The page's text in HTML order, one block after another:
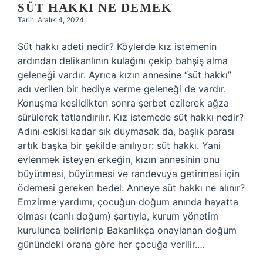
SÜT HAKKI NE DEMEK
Tarih: Aralık 4, 2024
Süt hakkı adeti nedir? Köylerde kız istemenin
ardından delikanlının kulağını çekip bahşiş alma
geleneği vardır. Ayrıca kızın annesine “süt hakkı”
adı verilen bir hediye verme geleneği de vardır.
Konuşma kesildikten sonra şerbet ezilerek ağza
sürülerek tatlandırılır. Kız istemede süt hakkı nedir?
Adını eskisi kadar sık ​​duymasak da, başlık parası
artık başka bir şekilde anılıyor: süt hakkı. Yani
evlenmek isteyen erkeğin, kızın annesinin onu
büyütmesi, büyütmesi ve randevuya getirmesi için
ödemesi gereken bedel. Anneye süt hakkı ne alınır?
Emzirme yardımı, çocuğun doğum anında hayatta
olması (canlı doğum) şartıyla, kurum yönetim
kurulunca belirlenip Bakanlıkça onaylanan doğum
günündeki orana göre her çocuğa verilir.…